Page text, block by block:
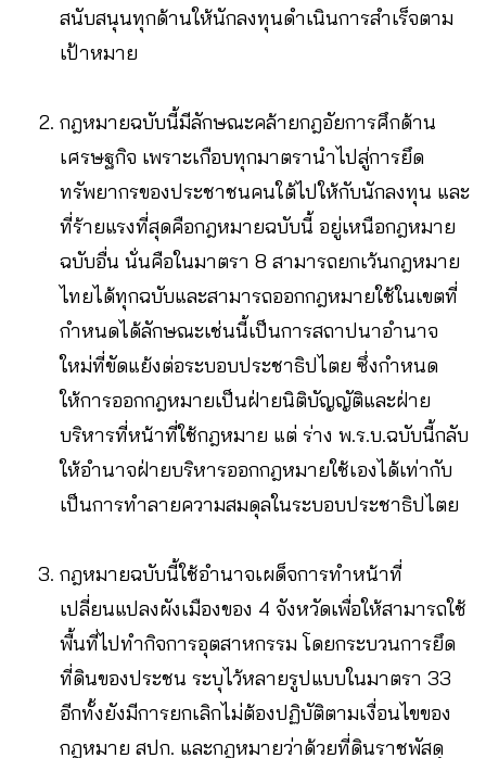
สนับสนุนทุกด้านให้นักลงทุนดำเนินการสำเร็จตาม
เป้าหมาย
กฎหมายฉบับนี้มีลักษณะคล้ายกฎอัยการศึกด้าน
เศรษฐกิจ เพราะเกือบทุกมาตรานำไปสู่การยึด
ทรัพยากรของประชาชนคนใต้ไปให้กับนักลงทุน และ
ที่ร้ายแรงที่สุดคือกฎหมายฉบับนี้ อยู่เหนือกฎหมาย
ฉบับอื่น นั่นคือในมาตรา 8 สามารถยกเว้นกฎหมาย
ไทยได้ทุกฉบับและสามารถออกกฎหมายใช้ในเขตที่
กำหนดได้ลักษณะเช่นนี้เป็นการสถาปนาอำนาจ
ใหม่ที่ขัดแย้งต่อระบอบประชาธิปไตย ซึ่งกำหนด
ให้การออกกฎหมายเป็นฝ่ายนิติบัญญัติและฝ่าย
บริหารที่หน้าที่ใช้กฎหมาย แต่ ร่าง พ.ร.บ.ฉบับนี้กลับ
ให้อำนาจฝ่ายบริหารออกกฎหมายใช้เองได้เท่ากับ
เป็นการทำลายความสมดุลในระบอบประชาธิปไตย
กฎหมายฉบับนี้ใช้อำนาจเผด็จการทำหน้าที่
เปลี่ยนแปลงผังเมืองของ 4 จังหวัดเพื่อให้สามารถใช้
พื้นที่ไปทำกิจการอุตสาหกรรม โดยกระบวนการยึด
ที่ดินของประชน ระบุไว้หลายรูปแบบในมาตรา 33
อีกทั้งยังมีการยกเลิกไม่ต้องปฏิบัติตามเงื่อนไขของ
กฎหมาย สปก. และกฎหมายว่าด้วยที่ดินราชพัสดุ